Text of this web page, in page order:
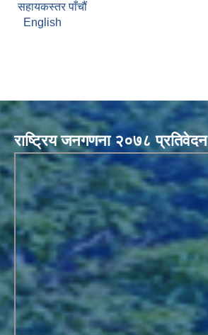
सहायकस्तर पाँचौं
English
राष्ट्रिय जनगणना २०७८ प्रतिवेदन